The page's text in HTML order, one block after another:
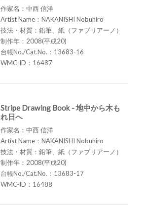
作家名：中西 信洋
Artist Name：NAKANISHI Nobuhiro
技法・材質：鉛筆、紙（ファブリアーノ）
制作年：2008(平成20)
台帳No./Cat.No.：13683-16
WMC-ID：16487
Stripe Drawing Book - 地中から木も
れ日へ
作家名：中西 信洋
Artist Name：NAKANISHI Nobuhiro
技法・材質：鉛筆、紙（ファブリアーノ）
制作年：2008(平成20)
台帳No./Cat.No.：13683-17
WMC-ID：16488